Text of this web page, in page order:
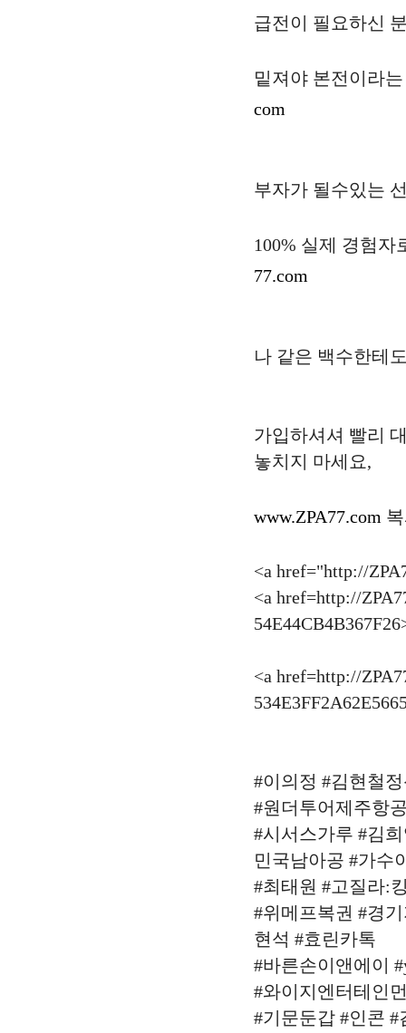
급전이 필요하신
밑져야 본전이라
com
부자가 될수있는
100% 실제 경험자
77.com
나 같은 백수한테
가입하셔셔 빨리
놓치지 마세요,
www.ZPA77.com
<a href="http://
<a href=http://
<a href=http://
#이의정 #김현철
#원더투어제주항
#시서스가루 #김
민국남아공 #가수
#최태원 #고질라:
#위메프복권 #경
현석 #효린카톡
#바른손이앤에이
#와이지엔터테인
#기문둔갑 #인콘